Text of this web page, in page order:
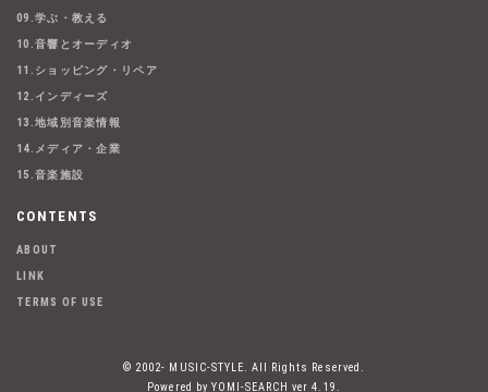
09.学ぶ・教える
10.音響とオーディオ
11.ショッピング・リペア
12.インディーズ
13.地域別音楽情報
14.メディア・企業
15.音楽施設
CONTENTS
ABOUT
LINK
TERMS OF USE
© 2002- MUSIC-STYLE. All Rights Reserved.
Powered by YOMI-SEARCH ver 4.19.